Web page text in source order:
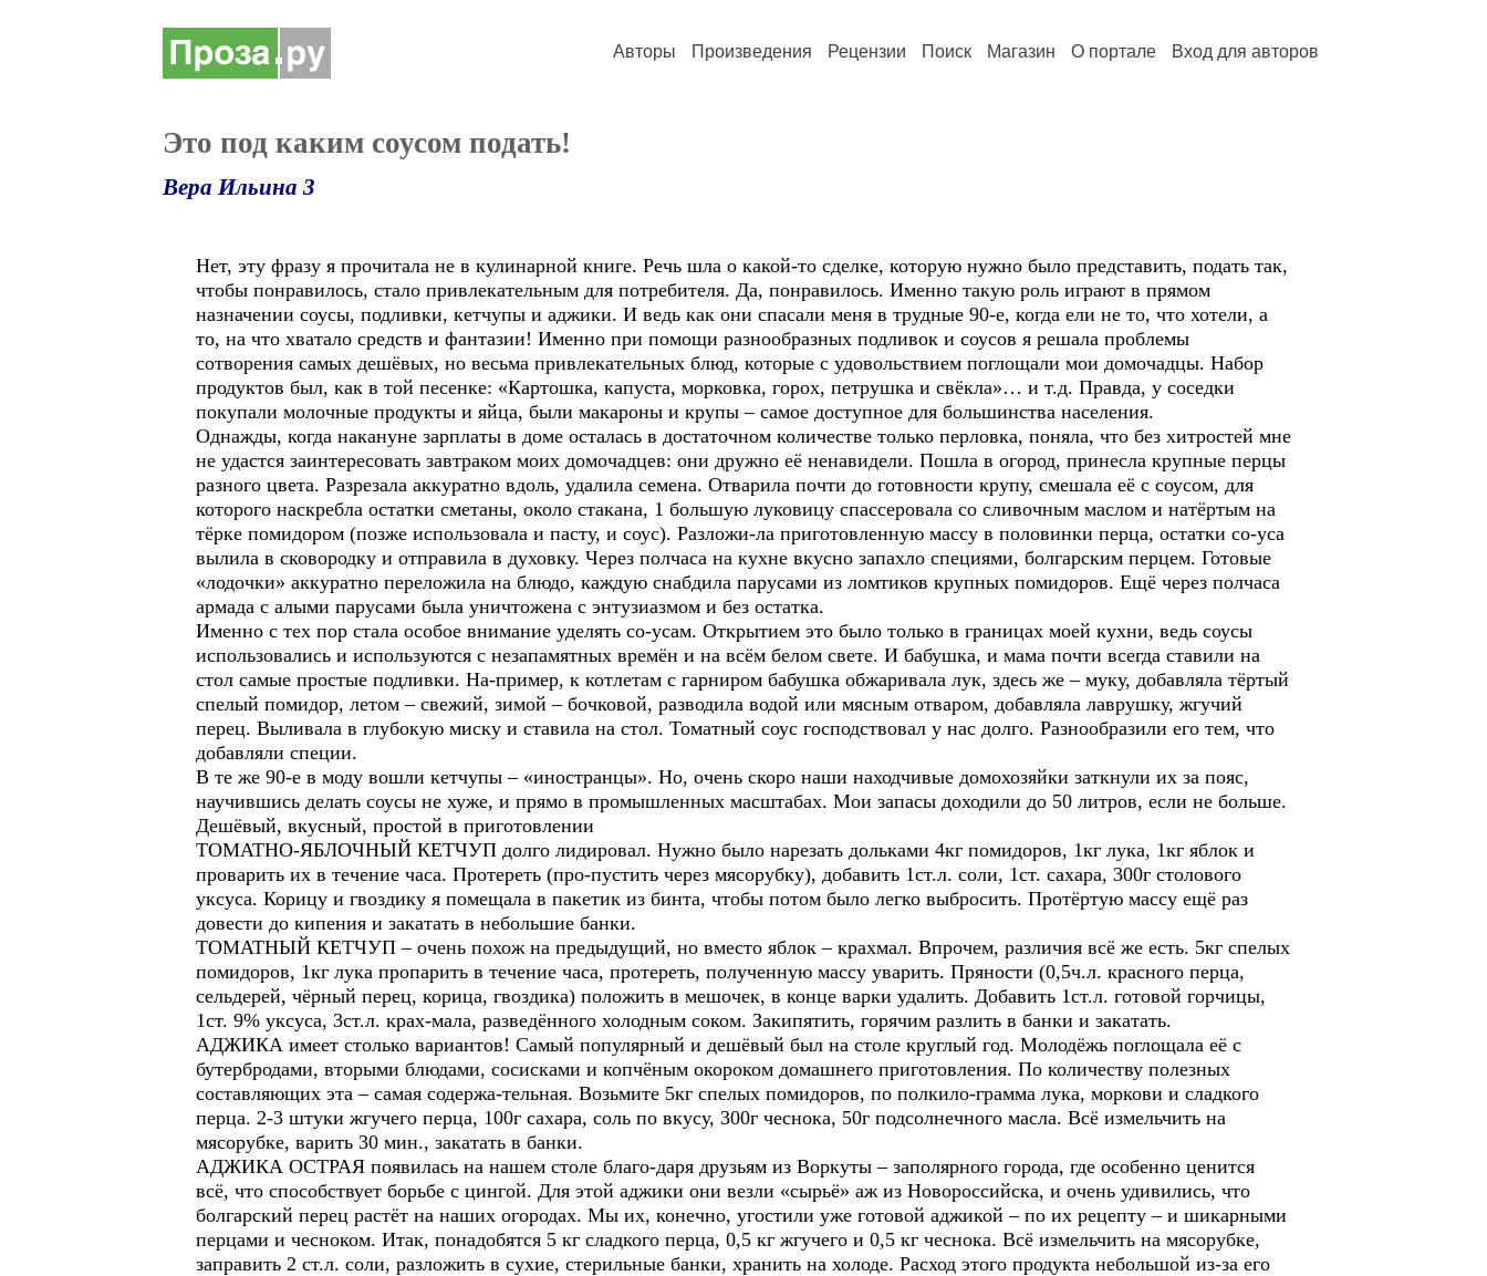
Авторы Произведения Рецензии Поиск Магазин О портале Вход для авторов
Это под каким соусом подать!
Вера Ильина 3
Нет, эту фразу я прочитала не в кулинарной книге. Речь шла о какой-то сделке, которую нужно было представить, подать так,
чтобы понравилось, стало привлекательным для потребителя. Да, понравилось. Именно такую роль играют в прямом
назначении соусы, подливки, кетчупы и аджики. И ведь как они спасали меня в трудные 90-е, когда ели не то, что хотели, а
то, на что хватало средств и фантазии! Именно при помощи разнообразных подливок и соусов я решала проблемы
сотворения самых дешёвых, но весьма привлекательных блюд, которые с удовольствием поглощали мои домочадцы. Набор
продуктов был, как в той песенке: «Картошка, капуста, морковка, горох, петрушка и свёкла»… и т.д. Правда, у соседки
покупали молочные продукты и яйца, были макароны и крупы – самое доступное для большинства населения.
Однажды, когда накануне зарплаты в доме осталась в достаточном количестве только перловка, поняла, что без хитростей мне
не удастся заинтересовать завтраком моих домочадцев: они дружно её ненавидели. Пошла в огород, принесла крупные перцы
разного цвета. Разрезала аккуратно вдоль, удалила семена. Отварила почти до готовности крупу, смешала её с соусом, для
которого наскребла остатки сметаны, около стакана, 1 большую луковицу спассеровала со сливочным маслом и натёртым на
тёрке помидором (позже использовала и пасту, и соус). Разложи-ла приготовленную массу в половинки перца, остатки со-уса
вылила в сковородку и отправила в духовку. Через полчаса на кухне вкусно запахло специями, болгарским перцем. Готовые
«лодочки» аккуратно переложила на блюдо, каждую снабдила парусами из ломтиков крупных помидоров. Ещё через полчаса
армада с алыми парусами была уничтожена с энтузиазмом и без остатка.
Именно с тех пор стала особое внимание уделять со-усам. Открытием это было только в границах моей кухни, ведь соусы
использовались и используются с незапамятных времён и на всём белом свете. И бабушка, и мама почти всегда ставили на
стол самые простые подливки. На-пример, к котлетам с гарниром бабушка обжаривала лук, здесь же – муку, добавляла тёртый
спелый помидор, летом – свежий, зимой – бочковой, разводила водой или мясным отваром, добавляла лаврушку, жгучий
перец. Выливала в глубокую миску и ставила на стол. Томатный соус господствовал у нас долго. Разнообразили его тем, что
добавляли специи.
В те же 90-е в моду вошли кетчупы – «иностранцы». Но, очень скоро наши находчивые домохозяйки заткнули их за пояс,
научившись делать соусы не хуже, и прямо в промышленных масштабах. Мои запасы доходили до 50 литров, если не больше.
Дешёвый, вкусный, простой в приготовлении
ТОМАТНО-ЯБЛОЧНЫЙ КЕТЧУП долго лидировал. Нужно было нарезать дольками 4кг помидоров, 1кг лука, 1кг яблок и
проварить их в течение часа. Протереть (про-пустить через мясорубку), добавить 1ст.л. соли, 1ст. сахара, 300г столового
уксуса. Корицу и гвоздику я помещала в пакетик из бинта, чтобы потом было легко выбросить. Протёртую массу ещё раз
довести до кипения и закатать в небольшие банки.
ТОМАТНЫЙ КЕТЧУП – очень похож на предыдущий, но вместо яблок – крахмал. Впрочем, различия всё же есть. 5кг спелых
помидоров, 1кг лука пропарить в течение часа, протереть, полученную массу уварить. Пряности (0,5ч.л. красного перца,
сельдерей, чёрный перец, корица, гвоздика) положить в мешочек, в конце варки удалить. Добавить 1ст.л. готовой горчицы,
1ст. 9% уксуса, 3ст.л. крах-мала, разведённого холодным соком. Закипятить, горячим разлить в банки и закатать.
АДЖИКА имеет столько вариантов! Самый популярный и дешёвый был на столе круглый год. Молодёжь поглощала её с
бутербродами, вторыми блюдами, сосисками и копчёным окороком домашнего приготовления. По количеству полезных
составляющих эта – самая содержа-тельная. Возьмите 5кг спелых помидоров, по полкило-грамма лука, моркови и сладкого
перца. 2-3 штуки жгучего перца, 100г сахара, соль по вкусу, 300г чеснока, 50г подсолнечного масла. Всё измельчить на
мясорубке, варить 30 мин., закатать в банки.
АДЖИКА ОСТРАЯ появилась на нашем столе благо-даря друзьям из Воркуты – заполярного города, где особенно ценится
всё, что способствует борьбе с цингой. Для этой аджики они везли «сырьё» аж из Новороссийска, и очень удивились, что
болгарский перец растёт на наших огородах. Мы их, конечно, угостили уже готовой аджикой – по их рецепту – и шикарными
перцами и чесноком. Итак, понадобятся 5 кг сладкого перца, 0,5 кг жгучего и 0,5 кг чеснока. Всё измельчить на мясорубке,
заправить 2 ст.л. соли, разложить в сухие, стерильные банки, хранить на холоде. Расход этого продукта небольшой из-за его